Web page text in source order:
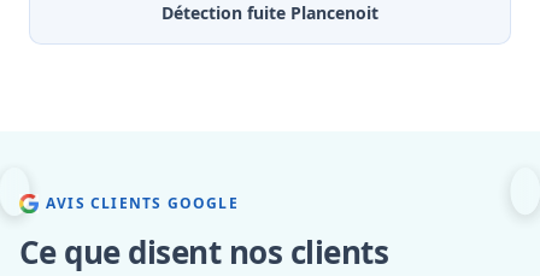
Détection fuite Plancenoit
AVIS CLIENTS GOOGLE
Ce que disent nos clients